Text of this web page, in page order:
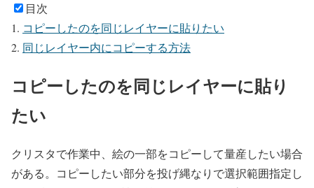
目次
コピーしたのを同じレイヤーに貼りたい
同じレイヤー内にコピーする方法
コピーしたのを同じレイヤーに貼り
たい
クリスタで作業中、絵の一部をコピーして量産したい場合
がある。コピーしたい部分を投げ縄なりで選択範囲指定し